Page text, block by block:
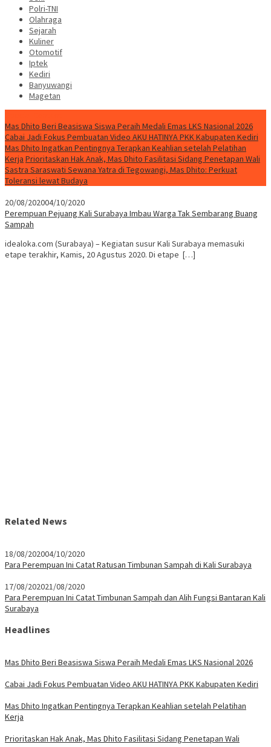
Polri-TNI
Olahraga
Sejarah
Kuliner
Otomotif
Iptek
Kediri
Banyuwangi
Magetan
Mas Dhito Beri Beasiswa Siswa Peraih Medali Emas LKS Nasional 2026
Cabai Jadi Fokus Pembuatan Video AKU HATINYA PKK Kabupaten Kediri
Mas Dhito Ingatkan Pentingnya Terapkan Keahlian setelah Pelatihan
Kerja Prioritaskan Hak Anak, Mas Dhito Fasilitasi Sidang Penetapan Wali
Sastra Saraswati Sewana Yatra di Tegowangi, Mas Dhito: Perkuat
Toleransi lewat Budaya
20/08/202004/10/2020
Perempuan Pejuang Kali Surabaya Imbau Warga Tak Sembarang Buang
Sampah
idealoka.com (Surabaya) – Kegiatan susur Kali Surabaya memasuki
etape terakhir, Kamis, 20 Agustus 2020. Di etape […]
Related News
18/08/202004/10/2020
Para Perempuan Ini Catat Ratusan Timbunan Sampah di Kali Surabaya
17/08/202021/08/2020
Para Perempuan Ini Catat Timbunan Sampah dan Alih Fungsi Bantaran Kali
Surabaya
Headlines
Mas Dhito Beri Beasiswa Siswa Peraih Medali Emas LKS Nasional 2026
Cabai Jadi Fokus Pembuatan Video AKU HATINYA PKK Kabupaten Kediri
Mas Dhito Ingatkan Pentingnya Terapkan Keahlian setelah Pelatihan
Kerja
Prioritaskan Hak Anak, Mas Dhito Fasilitasi Sidang Penetapan Wali